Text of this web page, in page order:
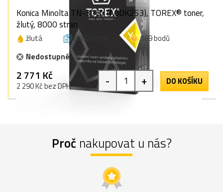
Konica Minolta TN-318Y (A0DK253), TOREX® toner,
žlutý, 8000 stran
žlutá 8000 stran
169 bodů
Nedostupné
2 771 Kč
2 290 Kč bez DPH - + DO KOŠÍKU
Proč nakupovat u nás?